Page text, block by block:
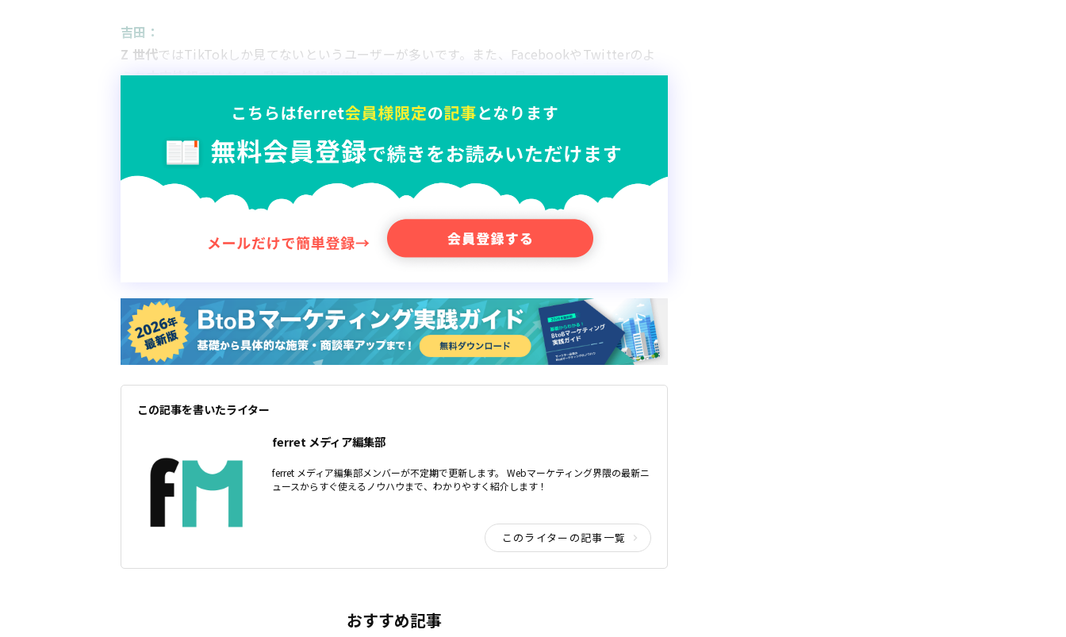
吉田：
Z 世代ではTikTokしか見てないというユーザーが多いです。また、FacebookやTwitterのよ
うな文字情報ではなく、動画で情報収集したいユーザーもTikTokを見ています。もちろん
この記事を書いたライター
ferret メディア編集部
ferret メディア編集部メンバーが不定期で更新します。 Webマーケティング界隈の最新ニ
ュースからすぐ使えるノウハウまで、わかりやすく紹介します！
このライターの記事一覧
おすすめ記事